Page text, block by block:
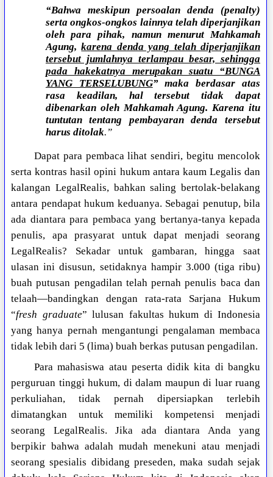
“Bahwa meskipun persoalan denda (penalty)
serta ongkos-ongkos lainnya telah diperjanjikan
oleh para pihak, namun menurut Mahkamah
Agung,karena denda yang telah diperjanjikan
tersebut jumlahnya terlampau besar, sehingga
pada hakekatnya merupakan suatu “BUNGA
YANG TERSELUBUNG” maka berdasar atas
rasa keadilan, hal tersebut tidak dapat
dibenarkan oleh Mahkamah Agung. Karena itu
tuntutan tentang pembayaran denda tersebut
harus ditolak.”
Dapat para pembaca lihat sendiri, begitu mencolok
serta kontras hasil opini hukum antara kaum Legalis dan
kalangan LegalRealis, bahkan saling bertolak-belakang
antara pendapat hukum keduanya. Sebagai penutup, bila
ada diantara para pembaca yang bertanya-tanya kepada
penulis, apa prasyarat untuk dapat menjadi seorang
LegalRealis? Sekadar untuk gambaran, hingga saat
ulasan ini disusun, setidaknya hampir 3.000 (tiga ribu)
buah putusan pengadilan telah pernah penulis baca dan
telaah—bandingkan dengan rata-rata Sarjana Hukum
“fresh graduate” lulusan fakultas hukum di Indonesia
yang hanya pernah mengantungi pengalaman membaca
tidak lebih dari 5 (lima) buah berkas putusan pengadilan.
Para mahasiswa atau peserta didik kita di bangku
perguruan tinggi hukum, di dalam maupun di luar ruang
perkuliahan, tidak pernah dipersiapkan terlebih
dimatangkan untuk memiliki kompetensi menjadi
seorang LegalRealis. Jika ada diantara Anda yang
berpikir bahwa adalah mudah menekuni atau menjadi
seorang spesialis dibidang preseden, maka sudah sejak